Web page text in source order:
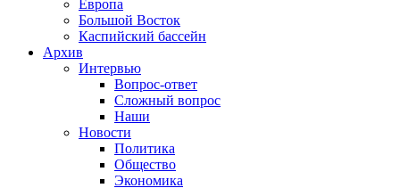
Европа
Большой Восток
Каспийский бассейн
Архив
Интервью
Вопрос-ответ
Сложный вопрос
Наши
Новости
Политика
Общество
Экономика